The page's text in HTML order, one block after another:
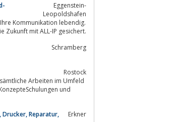
Eggenstein-
Leopoldshafen
Ihre Kommunikation lebendig.
Zukunft mit ALL-IP gesichert.
Schramberg
Rostock
Arbeiten im Umfeld
und
Drucker, Reparatur,
Erkner